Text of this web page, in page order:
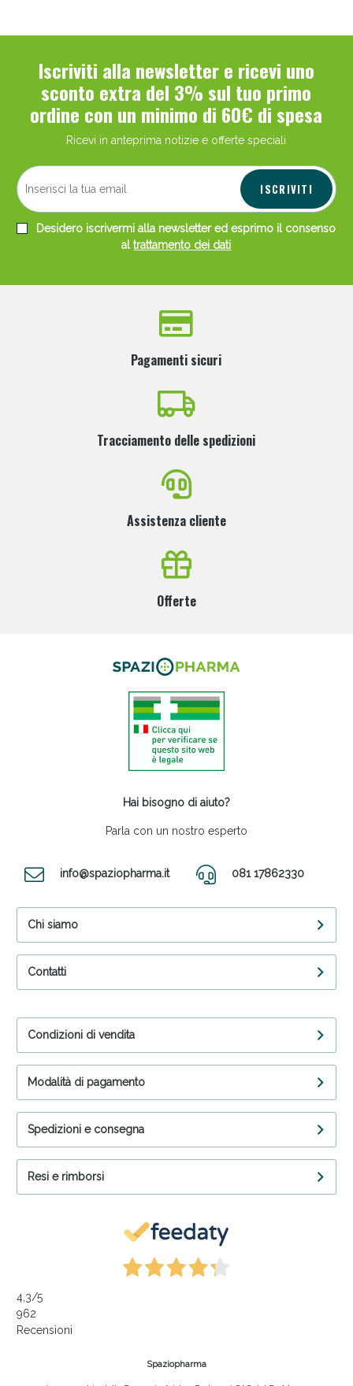
Iscriviti alla newsletter e ricevi uno
sconto extra del 3% sul tuo primo
ordine con un minimo di 60€ di spesa
Ricevi in anteprima notizie e offerte speciali
ISCRIVITI
Desidero iscrivermi alla newsletter ed esprimo il consenso
altrattamento dei dati
Pagamenti sicuri
Tracciamento delle spedizioni
Assistenza cliente
Offerte
Hai bisogno di aiuto?
Parla con un nostro esperto
info@spaziopharma.it 081 17862330
Chi siamo
Contatti
Condizioni di vendita
Modalità di pagamento
Spedizioni e consegna
Resi e rimborsi
4,3/5
962
Recensioni
Spaziopharma